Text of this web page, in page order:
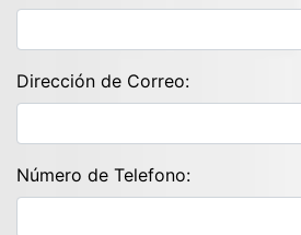
Dirección de Correo:
Número de Telefono: